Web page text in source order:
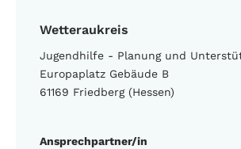
Wetteraukreis
Jugendhilfe - Planung und
Europaplatz Gebäude B
61169 Friedberg (Hessen)
Ansprechpartner/in